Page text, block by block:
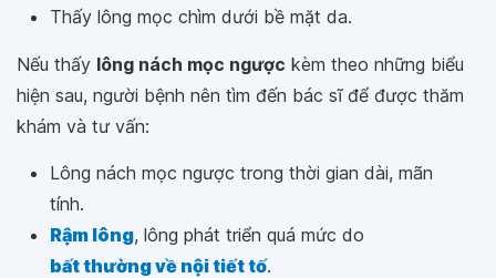
Thấy lông mọc chìm dưới bề mặt da.
Nếu thấy lông nách mọc ngược kèm theo những biểu
hiện sau, người bệnh nên tìm đến bác sĩ để được thăm
khám và tư vấn:
Lông nách mọc ngược trong thời gian dài, mãn
tính.
Rậm lông, lông phát triển quá mức do
bất thường về nội tiết tố.